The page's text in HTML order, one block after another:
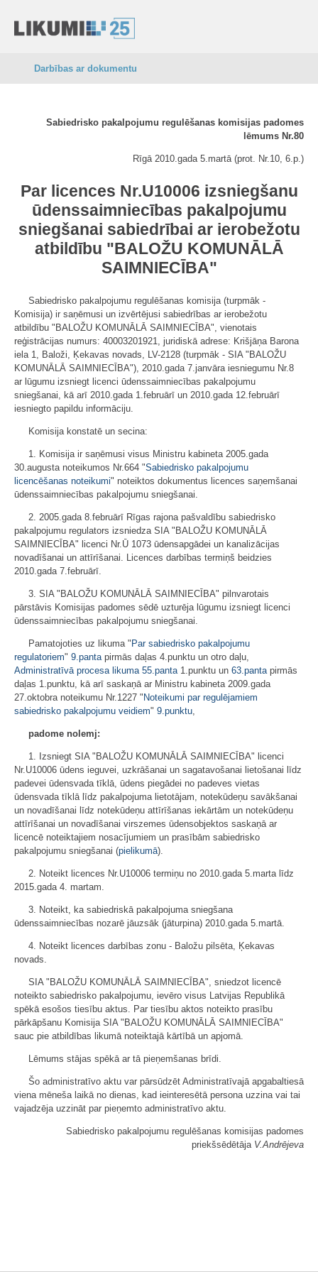
Darbības ar dokumentu
Sabiedrisko pakalpojumu regulēšanas komisijas padomes
lēmums Nr.80
Rīgā 2010.gada 5.martā (prot. Nr.10, 6.p.)
Par licences Nr.U10006 izsniegšanu
ūdenssaimniecības pakalpojumu
sniegšanai sabiedrībai ar ierobežotu
atbildību "BALOŽU KOMUNĀLĀ
SAIMNIECĪBA"
Sabiedrisko pakalpojumu regulēšanas komisija (turpmāk -
Komisija) ir saņēmusi un izvērtējusi sabiedrības ar ierobežotu
atbildību "BALOŽU KOMUNĀLĀ SAIMNIECĪBA", vienotais
reģistrācijas numurs: 40003201921, juridiskā adrese: Krišjāņa Barona
iela 1, Baloži, Ķekavas novads, LV-2128 (turpmāk - SIA "BALOŽU
KOMUNĀLĀ SAIMNIECĪBA"), 2010.gada 7.janvāra iesniegumu Nr.8
ar lūgumu izsniegt licenci ūdenssaimniecības pakalpojumu
sniegšanai, kā arī 2010.gada 1.februārī un 2010.gada 12.februārī
iesniegto papildu informāciju.
Komisija konstatē un secina:
1. Komisija ir saņēmusi visus Ministru kabineta 2005.gada
30.augusta noteikumos Nr.664 "Sabiedrisko pakalpojumu
licencēšanas noteikumi" noteiktos dokumentus licences saņemšanai
ūdenssaimniecības pakalpojumu sniegšanai.
2. 2005.gada 8.februārī Rīgas rajona pašvaldību sabiedrisko
pakalpojumu regulators izsniedza SIA "BALOŽU KOMUNĀLĀ
SAIMNIECĪBA" licenci Nr.Ū 1073 ūdensapgādei un kanalizācijas
novadīšanai un attīrīšanai. Licences darbības termiņš beidzies
2010.gada 7.februārī.
3. SIA "BALOŽU KOMUNĀLĀ SAIMNIECĪBA" pilnvarotais
pārstāvis Komisijas padomes sēdē uzturēja lūgumu izsniegt licenci
ūdenssaimniecības pakalpojumu sniegšanai.
Pamatojoties uz likuma " Par sabiedrisko pakalpojumu
regulatoriem" 9.pantapirmās daļas 4.punktu un otro daļu,
Administratīvā procesa likuma 55.panta1.punktu un 63.pantapirmās
daļas 1.punktu, kā arī saskaņā ar Ministru kabineta 2009.gada
27.oktobra noteikumu Nr.1227 " Noteikumi par regulējamiem
sabiedrisko pakalpojumu veidiem" 9.punktu,
padome nolemj:
1. Izsniegt SIA "BALOŽU KOMUNĀLĀ SAIMNIECĪBA" licenci
Nr.U10006 ūdens ieguvei, uzkrāšanai un sagatavošanai lietošanai līdz
padevei ūdensvada tīklā, ūdens piegādei no padeves vietas
ūdensvada tīklā līdz pakalpojuma lietotājam, notekūdeņu savākšanai
un novadīšanai līdz notekūdeņu attīrīšanas iekārtām un notekūdeņu
attīrīšanai un novadīšanai virszemes ūdensobjektos saskaņā ar
licencē noteiktajiem nosacījumiem un prasībām sabiedrisko
pakalpojumu sniegšanai (pielikumā).
2. Noteikt licences Nr.U10006 termiņu no 2010.gada 5.marta līdz
2015.gada 4. martam.
3. Noteikt, ka sabiedriskā pakalpojuma sniegšana
ūdenssaimniecības nozarē jāuzsāk (jāturpina) 2010.gada 5.martā.
4. Noteikt licences darbības zonu - Baložu pilsēta, Ķekavas
novads.
SIA "BALOŽU KOMUNĀLĀ SAIMNIECĪBA", sniedzot licencē
noteikto sabiedrisko pakalpojumu, ievēro visus Latvijas Republikā
spēkā esošos tiesību aktus. Par tiesību aktos noteikto prasību
pārkāpšanu Komisija SIA "BALOŽU KOMUNĀLĀ SAIMNIECĪBA"
sauc pie atbildības likumā noteiktajā kārtībā un apjomā.
Lēmums stājas spēkā ar tā pieņemšanas brīdi.
Šo administratīvo aktu var pārsūdzēt Administratīvajā apgabaltiesā
viena mēneša laikā no dienas, kad ieinteresētā persona uzzina vai tai
vajadzēja uzzināt par pieņemto administratīvo aktu.
Sabiedrisko pakalpojumu regulēšanas komisijas padomes
priekšsēdētāja V.Andrējeva